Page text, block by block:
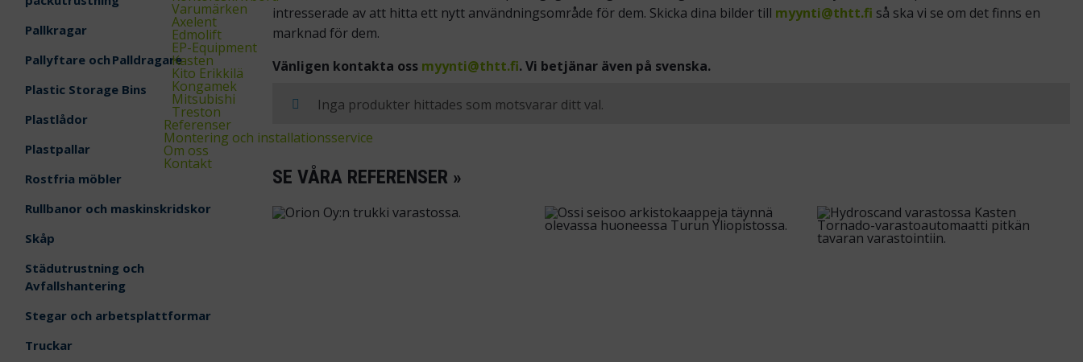
Varumärken
Axelent
Edmolift
EP-Equipment
Kasten
Kito Erikkilä
Kongamek
Mitsubishi
Treston
Referenser
Montering och installationsservice
Om oss
Kontakt
Pallkragar
Pallyftare och Palldragare
Plastic Storage Bins
Plastlådor
Plastpallar
Rostfria möbler
Rullbanor och maskinskridskor
Skåp
Städutrustning och
Avfallshantering
Stegar och arbetsplattformar
Truckar
intresserade av att hitta ett nytt användningsområde för dem. Skicka dina bilder till myynti@thtt.fi så ska vi se om det finns en
marknad för dem.
Vänligen kontakta oss myynti@thtt.fi. Vi betjänar även på svenska.
Inga produkter hittades som motsvarar ditt val.
SE VÅRA REFERENSER »